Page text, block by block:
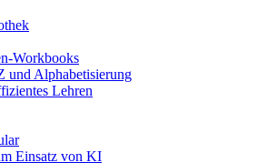
Workbooks
und Alphabetisierung
Lehren
Einsatz von KI